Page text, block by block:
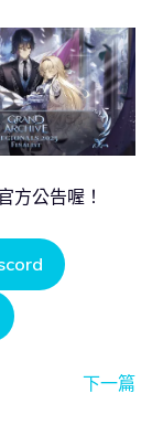
方公告喔！
下一篇